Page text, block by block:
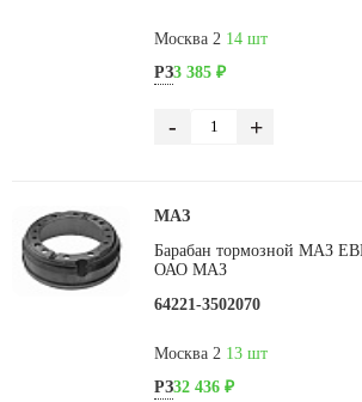
Москва 2 14 шт
РЗ3 385 ₽
- +
МАЗ
Барабан тормозной МАЗ
ОАО МАЗ
64221-3502070
Москва 2 13 шт
РЗ32 436 ₽